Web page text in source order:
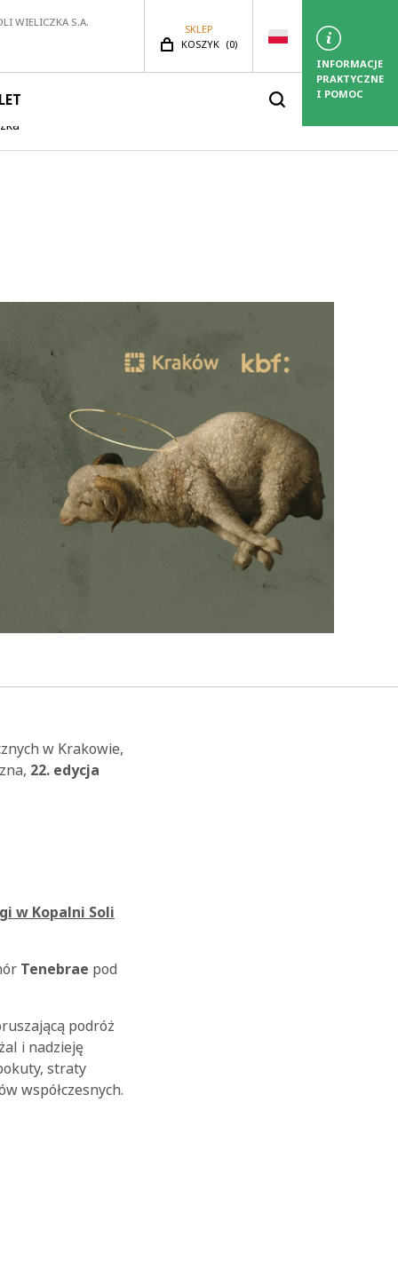
WIELICZKA S.A.
SKLEP
KOSZYK (LICZBA PRODUKTÓW:
0)
INFORMACJE
PRAKTYCZNE
I POMOC
w Krakowie,
22. edycja
w Kopalni Soli
Tenebrae pod
podróż
i nadzieję
straty
współczesnych.